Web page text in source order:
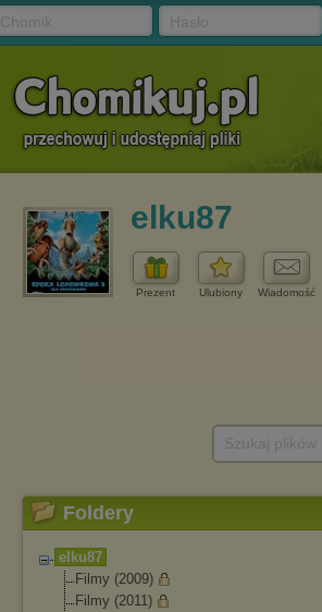
elku87
Prezent Ulubiony Wiadomość
Foldery
elku87
Filmy (2009)
Filmy (2011)